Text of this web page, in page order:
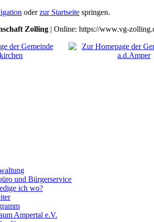
oderzur Startseite springen.
Zolling | Online: https://www.vg-
und Bürgerservice
ich wo?
Ampertal e.V.